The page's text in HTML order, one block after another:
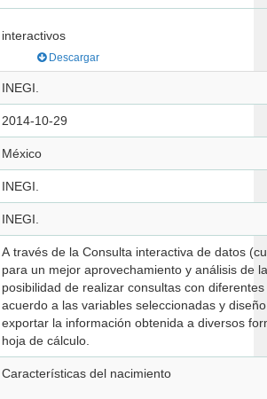
Descargar
INEGI.
2014-10-29
México
INEGI.
INEGI.
A través de la Consulta interactiva de datos
para un mejor aprovechamiento y análisis de
posibilidad de realizar consultas con
acuerdo a las variables seleccionadas y
exportar la información obtenida a diversos
hoja de cálculo.
Características del nacimiento